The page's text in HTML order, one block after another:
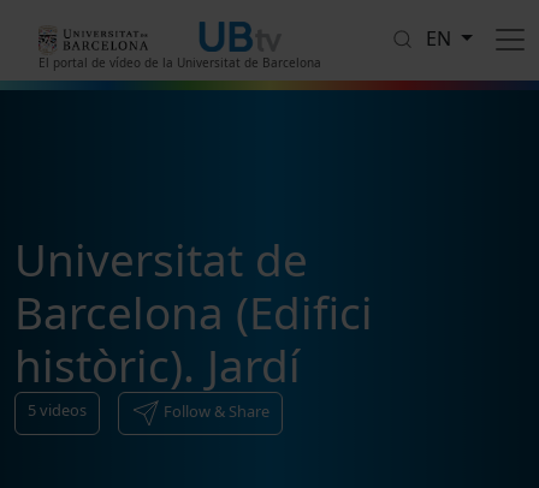
El portal de vídeo de la Universitat de Barcelona
EN
Universitat de
Barcelona (Edifici
històric). Jardí
5videos Follow & Share